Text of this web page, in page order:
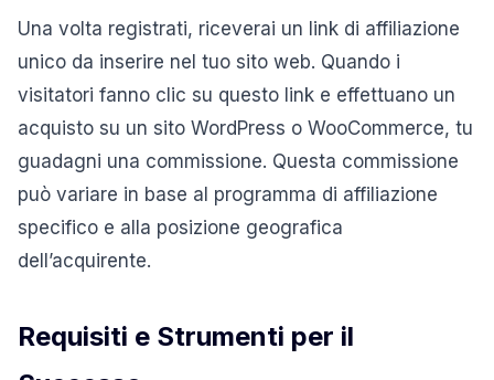
Una volta registrati, riceverai un link di affiliazione
unico da inserire nel tuo sito web. Quando i
visitatori fanno clic su questo link e effettuano un
acquisto su un sito WordPress o WooCommerce, tu
guadagni una commissione. Questa commissione
può variare in base al programma di affiliazione
specifico e alla posizione geografica
dell’acquirente.
Requisiti e Strumenti per il